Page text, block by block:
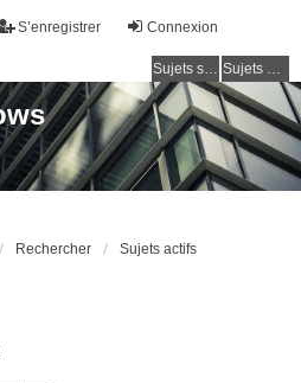
Connexion
S’enregistrer
Sujets sans réponse Sujets actifs
Rechercher Sujets actifs